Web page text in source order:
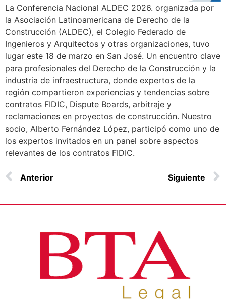
La Conferencia Nacional ALDEC 2026. organizada por
la Asociación Latinoamericana de Derecho de la
Construcción (ALDEC), el Colegio Federado de
Ingenieros y Arquitectos y otras organizaciones, tuvo
lugar este 18 de marzo en San José. Un encuentro clave
para profesionales del Derecho de la Construcción y la
industria de infraestructura, donde expertos de la
región compartieron experiencias y tendencias sobre
contratos FIDIC, Dispute Boards, arbitraje y
reclamaciones en proyectos de construcción. Nuestro
socio, Alberto Fernández López, participó como uno de
los expertos invitados en un panel sobre aspectos
relevantes de los contratos FIDIC.
Anterior Siguiente